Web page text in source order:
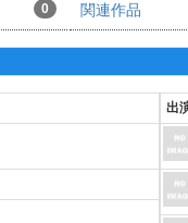
0 関連作品
出